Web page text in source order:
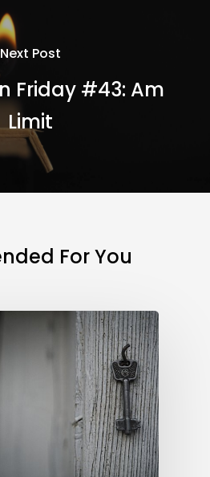
Next Post
Friday #43: Am
Limit
For You